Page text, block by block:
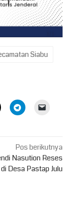
Siabu
Pos berikutnya
Nasution Reses
di Desa Pastap Julu